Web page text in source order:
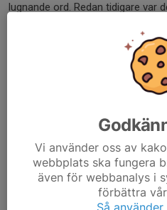
lugnande ord. Redan tidigare var
regeringen i kristider inte kan
Tidigare nyheter
Vi använder oss av
webbplats ska fungera
även för webbanalys i
förbättra
Så